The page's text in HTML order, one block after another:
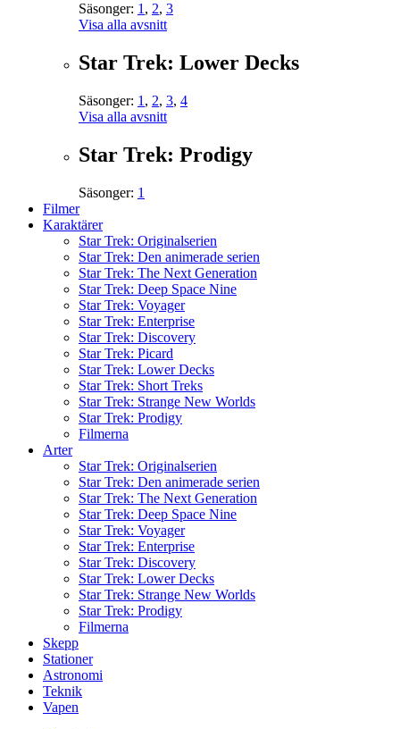
Säsonger: 1 , 2, 3
Visa alla avsnitt
Star Trek: Lower Decks
Säsonger: 1 , 2, 3, 4
Visa alla avsnitt
Star Trek: Prodigy
Säsonger: 1
Filmer
Karaktärer
Star Trek: Originalserien
Star Trek: Den animerade serien
Star Trek: The Next Generation
Star Trek: Deep Space Nine
Star Trek: Voyager
Star Trek: Enterprise
Star Trek: Discovery
Star Trek: Picard
Star Trek: Lower Decks
Star Trek: Short Treks
Star Trek: Strange New Worlds
Star Trek: Prodigy
Filmerna
Arter
Star Trek: Originalserien
Star Trek: Den animerade serien
Star Trek: The Next Generation
Star Trek: Deep Space Nine
Star Trek: Voyager
Star Trek: Enterprise
Star Trek: Discovery
Star Trek: Lower Decks
Star Trek: Strange New Worlds
Star Trek: Prodigy
Filmerna
Skepp
Stationer
Astronomi
Teknik
Vapen